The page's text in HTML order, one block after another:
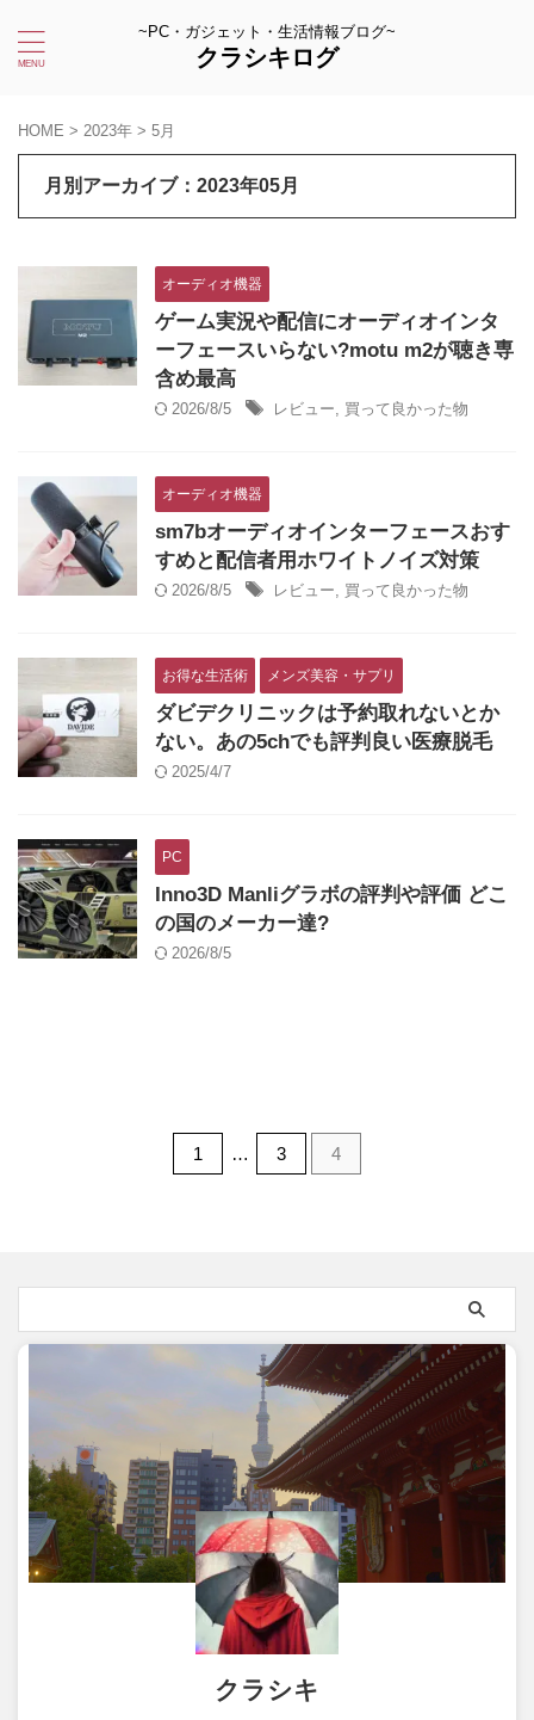
~PC・ガジェット・生活情報ブログ~
クラシキログ
HOME > 2023年 > 5月
月別アーカイブ：2023年05月
オーディオ機器
ゲーム実況や配信にオーディオインタ
ーフェースいらない?motu m2が聴き専
含め最高
2026/8/5 レビュー, 買って良かった物
オーディオ機器
sm7bオーディオインターフェースおす
すめと配信者用ホワイトノイズ対策
2026/8/5 レビュー, 買って良かった物
お得な生活術 メンズ美容・サプリ
ダビデクリニックは予約取れないとか
ない。あの5chでも評判良い医療脱毛
2025/4/7
PC
Inno3D Manliグラボの評判や評価 どこ
の国のメーカー達?
2026/8/5
1 … 3 4
クラシキ